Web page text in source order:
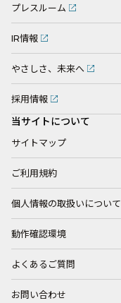
プレスルーム
IR情報
やさしさ、未来へ
採用情報
当サイトについて
サイトマップ
ご利用規約
個人情報の取扱いについて
動作確認環境
よくあるご質問
お問い合わせ